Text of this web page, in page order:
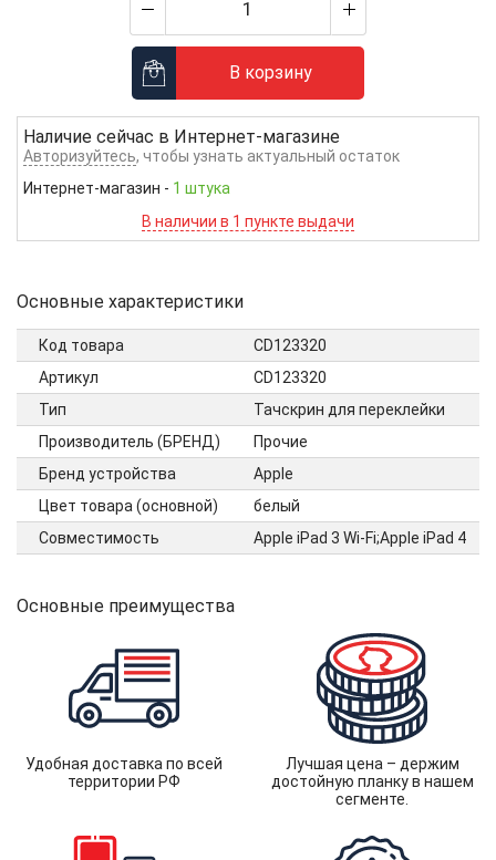
В корзину
Наличие сейчас в Интернет-магазине
Авторизуйтесь, чтобы узнать актуальный остаток
Интернет-магазин - 1 штука
В наличии в 1 пункте выдачи
Основные характеристики
Код товара
CD123320
Артикул
CD123320
Тип
Тачскрин для переклейки
Производитель (БРЕНД)
Прочие
Бренд устройства
Apple
Цвет товара (основной)
белый
Совместимость
Apple iPad 3 Wi-Fi;Apple iPad 4
Основные преимущества
Удобная доставка по всей
территории РФ
Лучшая цена – держим
достойную планку в нашем
сегменте.